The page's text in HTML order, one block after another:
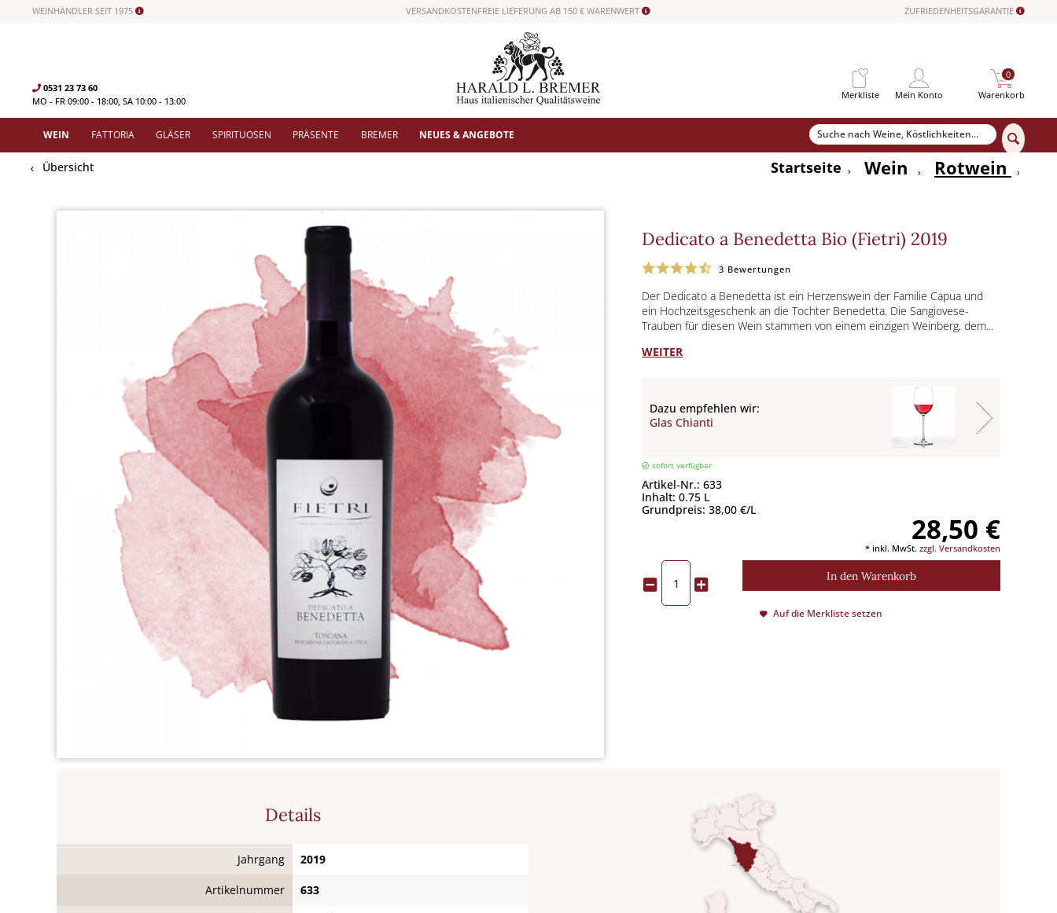
WEINHÄNDLER SEIT 1975 VERSANDKOSTENFREIE LIEFERUNG AB 150 € WARENWERT ZUFRIEDENHEITSGARANTIE
0531 23 73 60
MO - FR 09:00 - 18:00, SA 10:00 - 13:00
Merkliste Mein Konto Warenkorb
0
WEIN FATTORIA GLÄSER SPIRITUOSEN PRÄSENTE BREMER NEUES & ANGEBOTE
Übersicht Startseite Wein Rotwein
Dedicato a Benedetta Bio (Fietri) 2019
3 Bewertungen
Der Dedicato a Benedetta ist ein Herzenswein der Familie Capua und
ein Hochzeitsgeschenk an die Tochter Benedetta. Die Sangiovese-
Trauben für diesen Wein stammen von einem einzigen Weinberg, dem...
WEITER
Dazu empfehlen wir:
Glas Chianti
sofort verfügbar
Artikel-Nr.: 633
Inhalt: 0.75 L
Grundpreis: 38,00 €/L
28,50 €
* inkl. MwSt. zzgl. Versandkosten
In den Warenkorb
Auf die Merkliste setzen
Details
Jahrgang 2019
Artikelnummer 633